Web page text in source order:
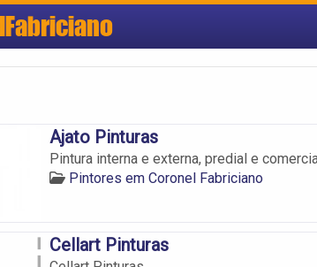
Ajato Pinturas
Pintura interna e externa, predial e
Pintores em Coronel Fabriciano
Cellart Pinturas